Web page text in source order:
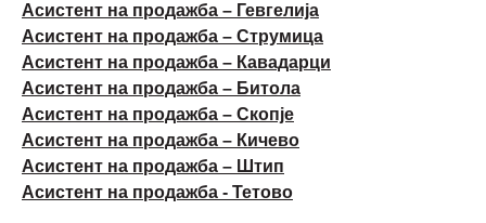
Асистент на продажба – Гевгелија
Асистент на продажба – Струмица
Асистент на продажба – Кавадарци
Асистент на продажба – Битола
Асистент на продажба – Скопје
Асистент на продажба – Кичево
Асистент на продажба – Штип
Асистент на продажба - Тетово